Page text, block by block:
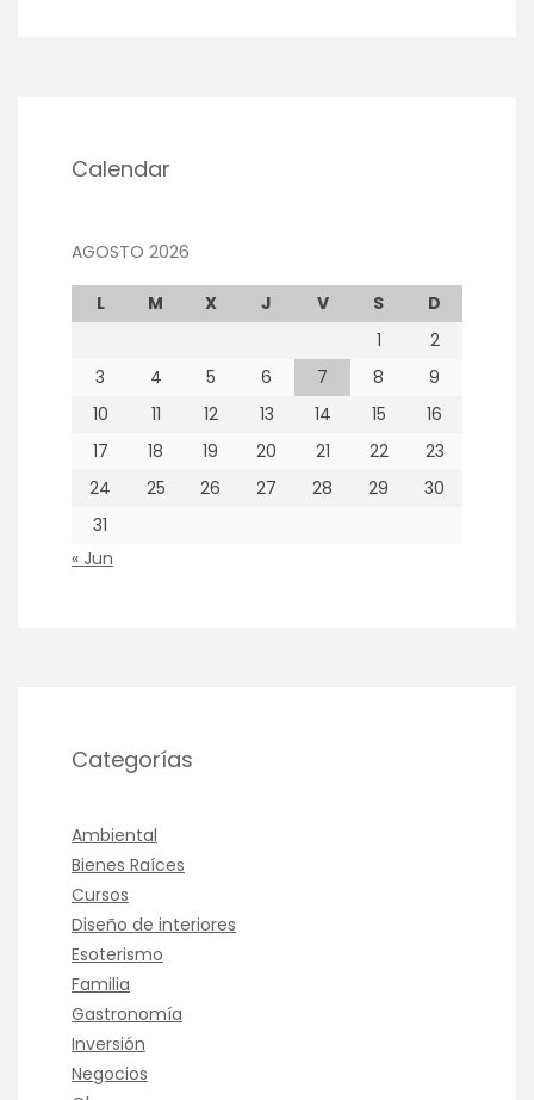
Calendar
AGOSTO 2026
L M X J V S
D
1
2
3
4 5 6 7 8
9
10
11 12 13 14 15
16
17
18 19 20 21 22
23
24
25 26 27 28 29
30
31
« Jun
Categorías
Ambiental
Bienes Raíces
Cursos
Diseño de interiores
Esoterismo
Familia
Gastronomía
Inversión
Negocios